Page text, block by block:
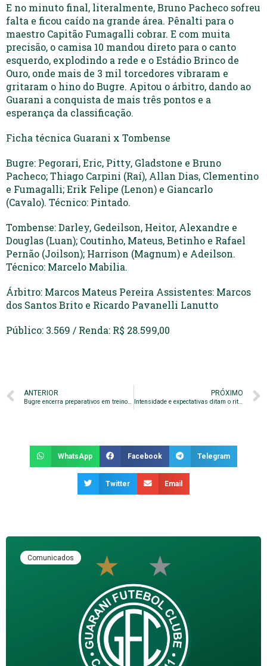
E no minuto final, literalmente, Bruno Pacheco sofreu
falta e ficou caído na grande área. Pênalti para o
maestro Capitão Fumagalli cobrar. E com muita
precisão, o camisa 10 mandou direto para o canto
esquerdo, explodindo a rede e o Estádio Brinco de
Ouro, onde mais de 3 mil torcedores vibraram e
gritaram o hino do Bugre. Apitou o árbitro, dando ao
Guarani a conquista de mais três pontos e a
esperança da classificação.
Ficha técnica Guarani x Tombense
Bugre: Pegorari, Eric, Pitty, Gladstone e Bruno
Pacheco; Thiago Carpini (Raí), Allan Dias, Clementino
e Fumagalli; Erik Felipe (Lenon) e Giancarlo
(Cavalo). Técnico: Pintado.
Tombense: Darley, Gedeilson, Heitor, Alexandre e
Douglas (Luan); Coutinho, Mateus, Betinho e Rafael
Pernão (Joilson); Harrison (Magnum) e Adeilson.
Técnico: Marcelo Mabilia.
Árbitro: Marcos Mateus Pereira Assistentes: Marcos
dos Santos Brito e Ricardo Pavanelli Lanutto
Público: 3.569 / Renda: R$ 28.599,00
ANTERIOR
Bugre encerra preparativos em treino noturno
PRÓXIMO
Intensidade e expectativas ditam o ritmo do Bugrão
WhatsApp Facebook Telegram
Twitter Email
Comunicados